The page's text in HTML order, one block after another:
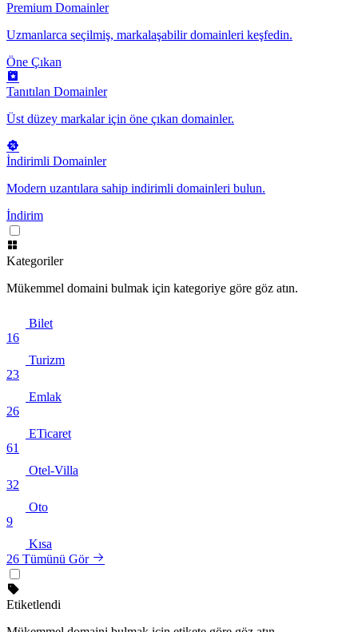
Premium Domainler
Uzmanlarca seçilmiş, markalaşabilir domainleri keşfedin.
Öne Çıkan
Tanıtılan Domainler
Üst düzey markalar için öne çıkan domainler.
İndirimli Domainler
Modern uzantılara sahip indirimli domainleri bulun.
İndirim
Kategoriler
Mükemmel domaini bulmak için kategoriye göre göz atın.
Bilet
16
Turizm
23
Emlak
26
ETicaret
61
Otel-Villa
32
Oto
9
Kısa
26 Tümünü Gör
Etiketlendi